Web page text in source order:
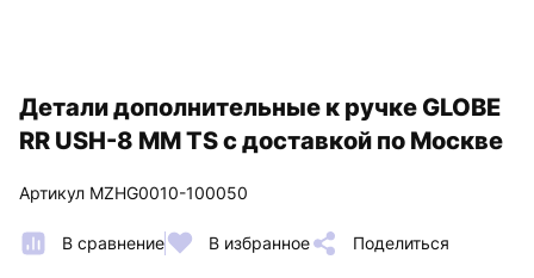
Детали дополнительные к ручке GLOBE
RR USH-8 MM TS с доставкой по Москве
Артикул MZHG0010-100050
В сравнение В избранное Поделиться